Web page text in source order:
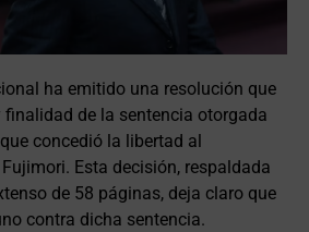
ha emitido una resolución que
de la sentencia otorgada
concedió la libertad al
Esta decisión, respaldada
de 58 páginas, deja claro que
contra dicha sentencia.